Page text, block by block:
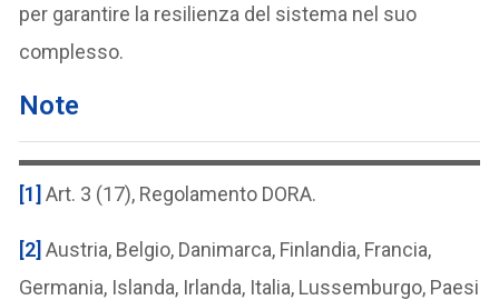
per garantire la resilienza del sistema nel suo
complesso.
Note
[1] Art. 3 (17), Regolamento DORA.
[2] Austria, Belgio, Danimarca, Finlandia, Francia,
Germania, Islanda, Irlanda, Italia, Lussemburgo, Paesi